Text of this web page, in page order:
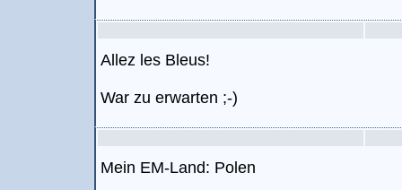
Allez les Bleus!
War zu erwarten ;-)
Mein EM-Land: Polen